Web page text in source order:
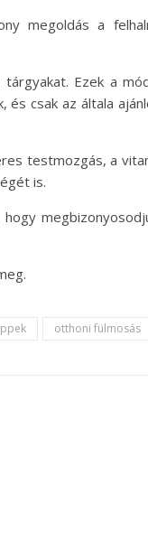
megoldás a
Ezek a
és csak az általa
testmozgás, a
is.
otthoni fülmosás